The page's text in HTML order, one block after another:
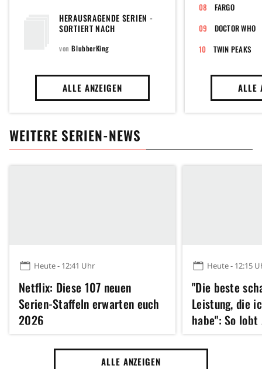
HERAUSRAGENDE SERIEN -
SORTIERT NACH
vonBlubberKing
ALLE ANZEIGEN
FARGO
DOCTOR WHO
TWIN PEAKS
ALLE
WEITERE SERIEN-NEWS
Heute - 12:41 Uhr
Netflix: Diese 107 neuen
Serien-Staffeln erwarten euch
2026
Heute - 12:15
"Die beste
Leistung, die
habe": So lobt
Hopkins den
besten Serien
ALLE ANZEIGEN